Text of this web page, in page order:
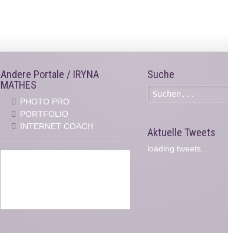
Andere Portale / IRYNA
MATHES
PHOTO PRO
PORTFOLIO
INTERNET COACH
Suche
Aktuelle Tweets
loading tweets...